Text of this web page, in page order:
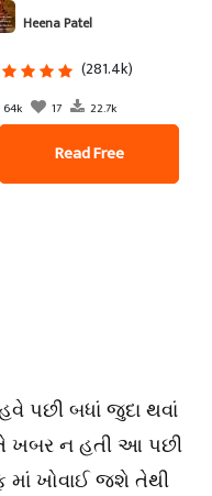
Heena Patel
(281.4k)
64k 17 22.7k
Read Free
પછી બધાં જુદા થવાં
ખબર ન હતી આ પછી
માં ખોવાઈ જ્શે તેથી